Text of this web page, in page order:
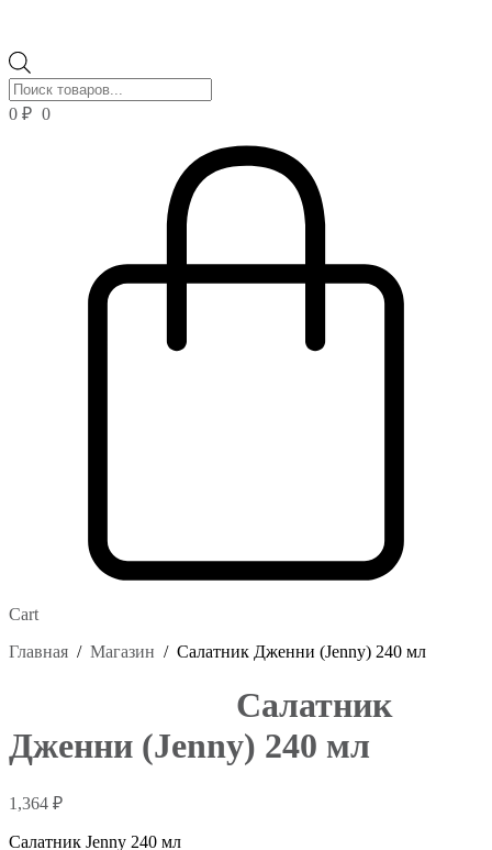
товаров
0 ₽ 0
Cart
Главная / Магазин / Салатник Дженни (Jenny) 240 мл
Салатник
Дженни (Jenny) 240 мл
1,364 ₽
Салатник Jenny 240 мл